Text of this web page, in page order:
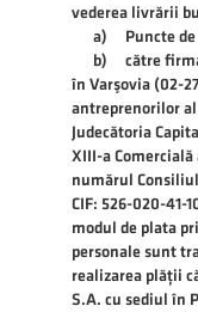
vederea livrării
a) Puncte de
b) către firma
în Varşovia (02-
antreprenorilor
Judecătoria
XIII-a
numărul
CIF: 526-020-41-
modul de plata
personale sunt
realizarea plății
S.A. cu sediul în